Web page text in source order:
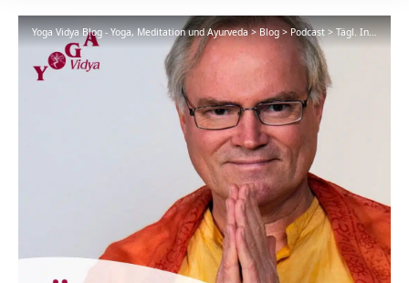
Yoga Vidya Blog - Yoga, Meditation und Ayurveda>Blog>Podcast>Tägl. Inspiration